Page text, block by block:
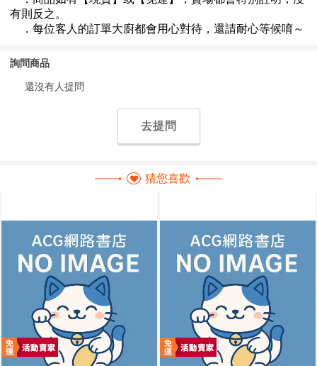
詢問商品
還沒有人提問
去提問
猜您喜歡